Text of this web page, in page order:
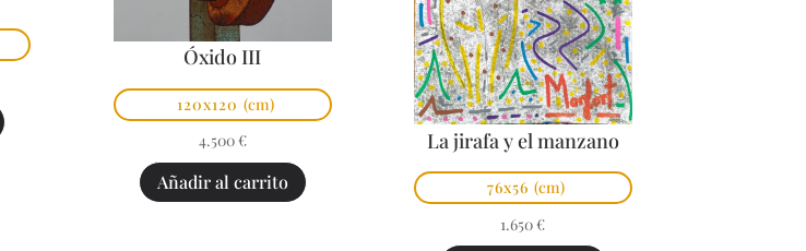
Óxido III
120x120 (cm)
4.500 €
Añadir al carrito
La jirafa y el manzano
76x56 (cm)
1.650 €